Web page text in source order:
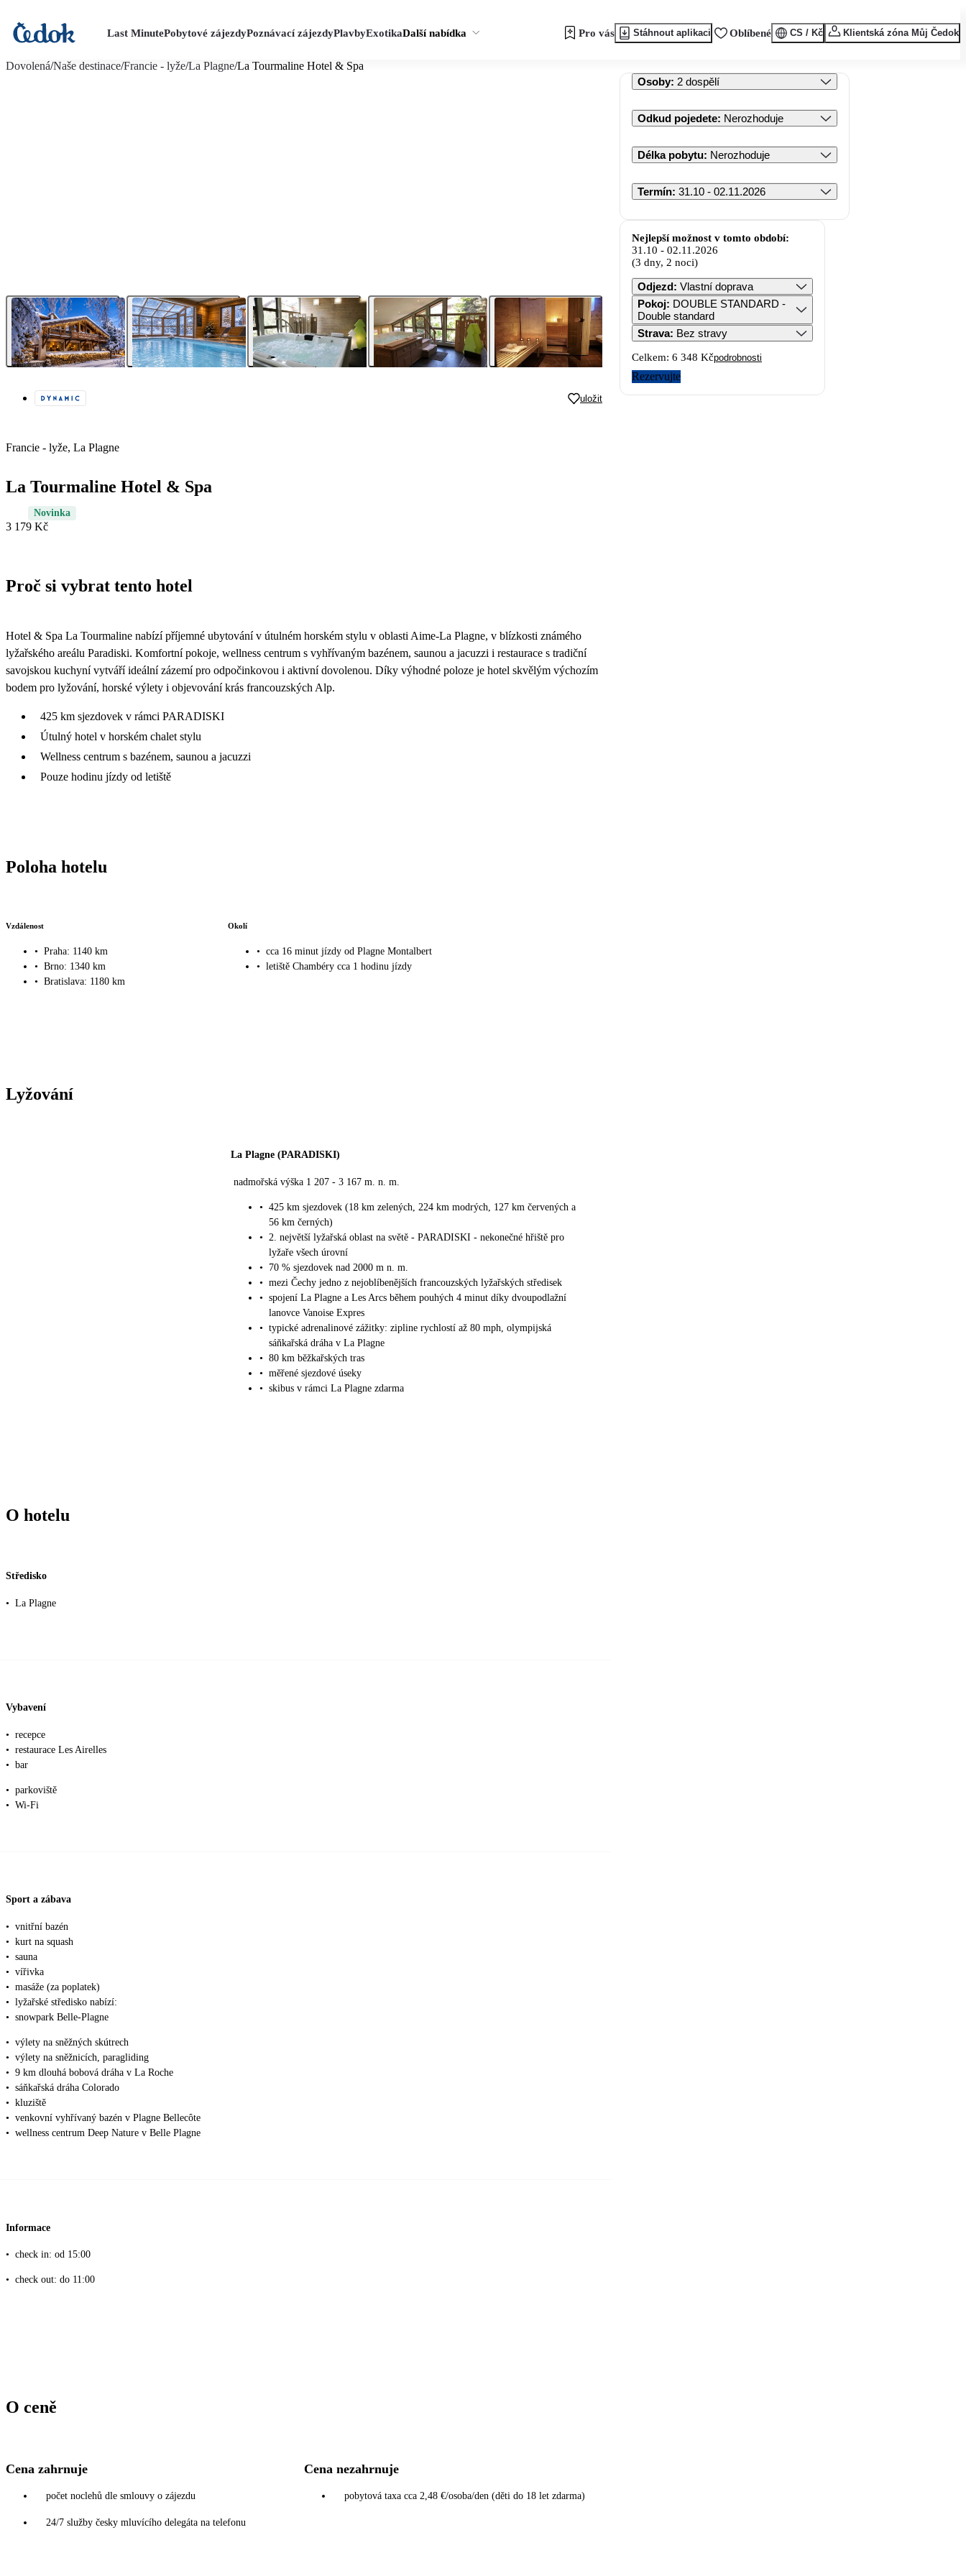
Last MinutePobytové zájezdyPoznávací zájezdyPlavbyExotikaDalší nabídka Pro vás Stáhnout aplikaci Oblíbené CS / Kč Klientská zóna Můj Čedok
Dovolená/Naše destinace/Francie - lyže/La Plagne/La Tourmaline Hotel & Spa
uložit
Francie - lyže, La Plagne
La Tourmaline Hotel & Spa
Novinka
3 179 Kč
Proč si vybrat tento hotel
Hotel & Spa La Tourmaline nabízí příjemné ubytování v útulném horském stylu v oblasti Aime-La Plagne, v blízkosti známého
lyžařského areálu Paradiski. Komfortní pokoje, wellness centrum s vyhřívaným bazénem, saunou a jacuzzi i restaurace s tradiční
savojskou kuchyní vytváří ideální zázemí pro odpočinkovou i aktivní dovolenou. Díky výhodné poloze je hotel skvělým výchozím
bodem pro lyžování, horské výlety i objevování krás francouzských Alp.
425 km sjezdovek v rámci PARADISKI
Útulný hotel v horském chalet stylu
Wellness centrum s bazénem, saunou a jacuzzi
Pouze hodinu jízdy od letiště
Poloha hotelu
Vzdálenost
• Praha: 1140 km
• Brno: 1340 km
• Bratislava: 1180 km
Okolí
• cca 16 minut jízdy od Plagne Montalbert
• letiště Chambéry cca 1 hodinu jízdy
Lyžování
La Plagne (PARADISKI)
nadmořská výška 1 207 - 3 167 m. n. m.
• 425 km sjezdovek (18 km zelených, 224 km modrých, 127 km červených a
56 km černých)
•
2. největší lyžařská oblast na světě - PARADISKI - nekonečné hřiště pro
lyžaře všech úrovní
•
70 % sjezdovek nad 2000 m n. m.
• mezi Čechy jedno z nejoblíbenějších francouzských lyžařských středisek
• spojení La Plagne a Les Arcs během pouhých 4 minut díky dvoupodlažní
lanovce Vanoise Expres
• typické adrenalinové zážitky: zipline rychlostí až 80 mph, olympijská
sáňkařská dráha v La Plagne
• 80 km běžkařských tras
• měřené sjezdové úseky
• skibus v rámci La Plagne zdarma
O hotelu
Středisko
• La Plagne
Vybavení
• recepce
• restaurace Les Airelles
• bar
• parkoviště
• Wi-Fi
Sport a zábava
• vnitřní bazén
• kurt na squash
• sauna
• vířivka
• masáže (za poplatek)
• lyžařské středisko nabízí:
• snowpark Belle-Plagne
• výlety na sněžných skútrech
• výlety na sněžnicích, paragliding
• 9 km dlouhá bobová dráha v La Roche
• sáňkařská dráha Colorado
• kluziště
• venkovní vyhřívaný bazén v Plagne Bellecôte
• wellness centrum Deep Nature v Belle Plagne
Informace
• check in: od 15:00
• check out: do 11:00
O ceně
Cena zahrnuje
počet noclehů dle smlouvy o zájezdu
24/7 služby česky mluvícího delegáta na telefonu
Cena nezahrnuje
pobytová taxa cca 2,48 €/osoba/den (děti do 18 let zdarma)
Osoby: 2 dospělí
Odkud pojedete: Nerozhoduje
Délka pobytu: Nerozhoduje
Termín: 31.10 - 02.11.2026
Nejlepší možnost v tomto období:
31.10 - 02.11.2026
(3 dny, 2 noci)
Odjezd: Vlastní doprava
Pokoj: DOUBLE STANDARD -
Double standard
Strava: Bez stravy
Celkem: 6 348 Kčpodrobnosti
Rezervujte